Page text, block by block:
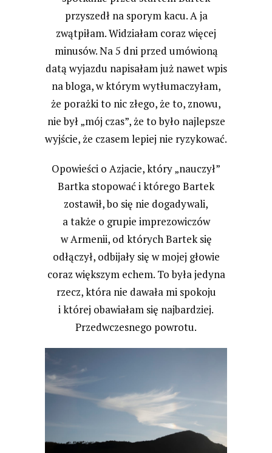
przyszedł na sporym kacu. A ja
zwątpiłam. Widziałam coraz więcej
minusów. Na 5 dni przed umówioną
datą wyjazdu napisałam już nawet wpis
na bloga, w którym wytłumaczyłam,
że porażki to nic złego, że to, znowu,
nie był „mój czas”, że to było najlepsze
wyjście, że czasem lepiej nie ryzykować.
Opowieści o Azjacie, który „nauczył”
Bartka stopować i którego Bartek
zostawił, bo się nie dogadywali,
a także o grupie imprezowiczów
w Armenii, od których Bartek się
odłączył, odbijały się w mojej głowie
coraz większym echem. To była jedyna
rzecz, która nie dawała mi spokoju
i której obawiałam się najbardziej.
Przedwczesnego powrotu.